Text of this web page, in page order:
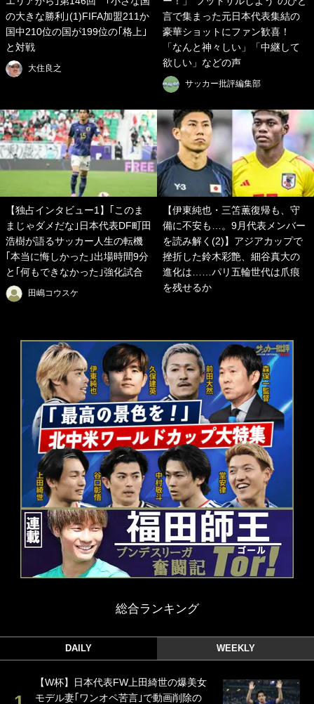
の大きな勝利｣(1)FIFA加盟211か
国中210位の国が199位の｢格上｣
と対戦
大住良之
言で集まった元日本代表集結の
豪華ショットにファン歓喜！
「なんと神々しい」「中継して
欲しい」などの声
サッカー批評編集部
【独占インタビュー1】｢このま
まじゃダメだな｣日本代表DF町田
浩樹が語るサッカー人生の転機
｢本当に悔しかった｣出場時間9分
と｢何もできなかった｣強化試合
田嶋コウスケ
【伊東純也・三笘薫復帰も、守
備に不安も…。9月代表メンバー
を読み解く(2)】アジアカップで
挫折した鈴木彩艶、細谷真大の
進化は……パリ五輪世代は爪痕
を残せるか
総合ランキング
DAILY WEEKLY
【W杯】日本代表FW上田綺世の爆美女
モデル妻｢ワンオペ苦言｣で動画削除の